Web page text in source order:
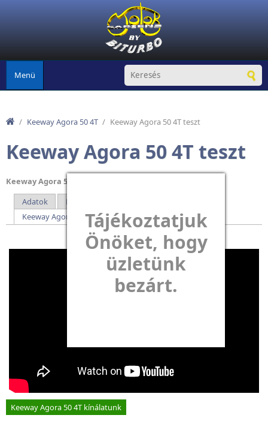
Tájékoztatjuk
Önöket, hogy
üzletünk
bezárt.
Menü
/ Keeway Agora 50 4T / Keeway Agora 50 4T teszt
Keeway Agora 50 4T teszt
Keeway Agora 50 4T robogó adatlap
Elsődleges fülek
Adatok
Keeway Agora 50 4T műszaki adatok
Keeway Agora 50 4T tesztek (aktív fül)
Agora 50 keeway 4t blanc neuf
Keeway Agora 50 4T kínálatunk